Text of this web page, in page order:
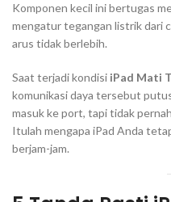
Komponen kecil ini bertugas
mengatur tegangan listrik dari
arus tidak berlebih.
Saat terjadi kondisi iPad Mati
komunikasi daya tersebut
masuk ke port, tapi tidak
Itulah mengapa iPad Anda
berjam-jam.